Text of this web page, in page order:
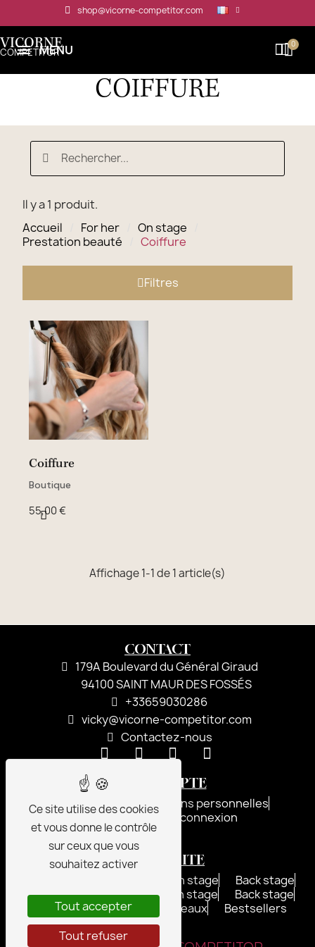
shop@vicorne-competitor.com
MENU
VICORNE
COMPETITOR
COIFFURE
Il y a 1 produit.
Accueil
For her
On stage
Prestation beauté
Coiffure
Filtres
Coiffure
Boutique
55,00 €
Affichage 1-1 de 1 article(s)
CONTACT
179A Boulevard du Général Giraud
94100 SAINT MAUR DES FOSSÉS
+33659030286
vicky@vicorne-competitor.com
Contactez-nous
MON COMPTE
Inscription
Informations personnelles
Commandes
Déconnexion
PLAN DU SITE
On stage
Back stage
FOR HIM
Before stage On stage
Back stage
Promotions
Chèques cadeaux Bestsellers
Panneau de gestion des cookies
Ce site utilise des cookies
et vous donne le contrôle
sur ceux que vous
souhaitez activer
Tout accepter
Tout refuser